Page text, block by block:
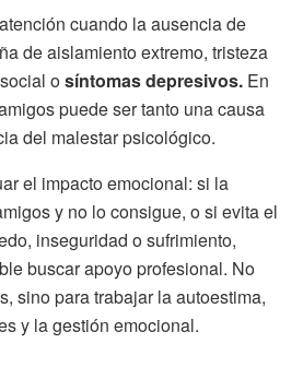
cuando la ausencia de
de aislamiento extremo, tristeza
osíntomas depresivos. En
puede ser tanto una causa
del malestar psicológico.
el impacto emocional: si la
y no lo consigue, o si evita el
inseguridad o sufrimiento,
buscar apoyo profesional. No
sino para trabajar la autoestima,
y la gestión emocional.